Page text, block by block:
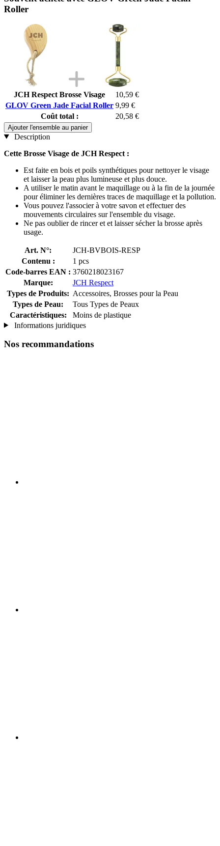
Roller
JCH Respect Brosse Visage
10,59 €
GLOV Green Jade Facial Roller 9,99 €
Coût total :
20,58 €
Ajouter l'ensemble au panier
Description
Cette Brosse Visage de JCH Respect :
Est faite en bois et poils synthétiques pour nettoyer le visage
et laisser la peau plus lumineuse et plus douce.
A utiliser le matin avant le maquillage ou à la fin de la journée
pour éliminer les dernières traces de maquillage et la pollution.
Vous pouvez l'associer à votre savon et effectuer des
mouvements circulaires sur l'ensemble du visage.
Ne pas oublier de rincer et et laisser sécher la brosse après
usage.
Art. N°:
JCH-BVBOIS-RESP
Contenu :
1 pcs
Code-barres EAN : 3760218023167
Marque:
JCH Respect
Types de Produits: Accessoires, Brosses pour la Peau
Types de Peau:
Tous Types de Peaux
Caractéristiques:
Moins de plastique
Informations juridiques
Nos recommandations